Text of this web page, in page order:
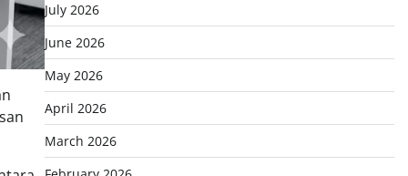
July 2026
June 2026
May 2026
April 2026
March 2026